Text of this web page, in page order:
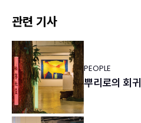
관련 기사
PEOPLE
뿌리로의 회귀